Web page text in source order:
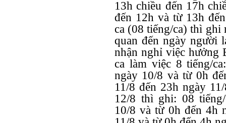
13h chiều đến 17h
đến 12h và từ 13h
ca (08 tiếng/ca) thì ghi
quan đến ngày người
nhận nghỉ việc hưởng
ca làm việc 8 tiếng/
ngày 10/8 và từ 0h
11/8 đến 23h ngày
12/8 thì ghi: 08
10/8 và từ 0h đến 4h